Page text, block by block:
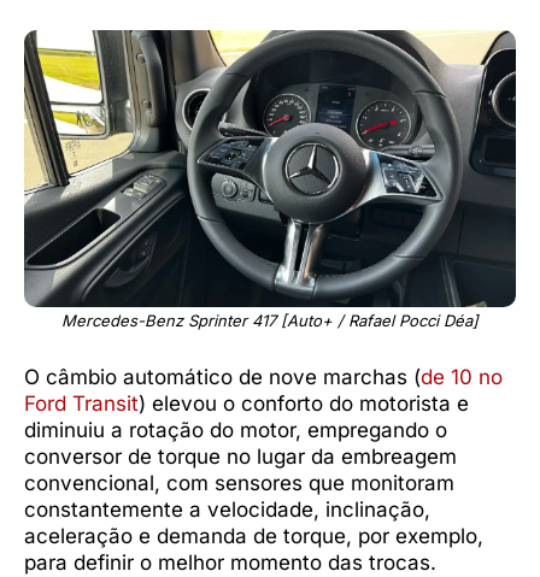
Mercedes-Benz Sprinter 417 [Auto+ / Rafael Pocci Déa]
O câmbio automático de nove marchas (de 10 no
Ford Transit) elevou o conforto do motorista e
diminuiu a rotação do motor, empregando o
conversor de torque no lugar da embreagem
convencional, com sensores que monitoram
constantemente a velocidade, inclinação,
aceleração e demanda de torque, por exemplo,
para definir o melhor momento das trocas.